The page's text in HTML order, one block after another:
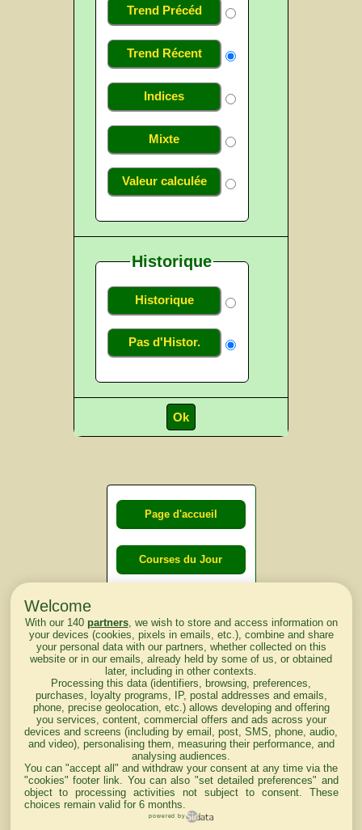
Trend Précéd
Trend Récent
Indices
Mixte
Valeur calculée
Historique
Historique
Pas d'Histor.
Page d'accueil
Courses du Jour
lendemain
Courses
d'aujourd'hui
Haut de Page
Welcome
With our 140 partners, we wish to store and access information on
your devices (cookies, pixels in emails, etc.), combine and share
your personal data with our partners, whether collected on this
website or in our emails, already held by some of us, or obtained
later, including in other contexts.
Processing this data (identifiers, browsing, preferences,
purchases, loyalty programs, IP, postal addresses and emails,
phone, precise geolocation, etc.) allows developing and offering
you services, content, commercial offers and ads across your
devices and screens (including by email, post, SMS, phone, audio,
and video), personalising them, measuring their performance, and
analysing audiences.
You can "accept all" and withdraw your consent at any time via the
"cookies" footer link . You can also "set detailed preferences" and
object to processing activities not subject to consent. These
choices remain valid for 6 months.
powered by